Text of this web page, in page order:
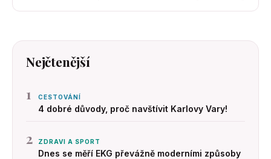
Nejčtenější
1 CESTOVÁNÍ
4 dobré důvody, proč navštívit Karlovy Vary!
2 ZDRAVI A SPORT
Dnes se měří EKG převážně moderními způsoby